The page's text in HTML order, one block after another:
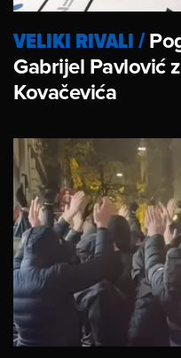
VELIKI RIVALI/
Gabrijel Pavlović
Kovačevića